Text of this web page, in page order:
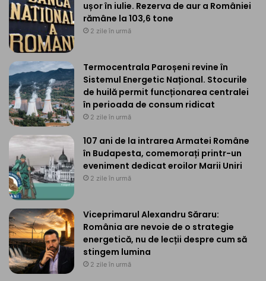
ușor în iulie. Rezerva de aur a României
rămâne la 103,6 tone
2 zile în urmă
Termocentrala Paroșeni revine în
Sistemul Energetic Național. Stocurile
de huilă permit funcționarea centralei
în perioada de consum ridicat
2 zile în urmă
107 ani de la intrarea Armatei Române
în Budapesta, comemorați printr-un
eveniment dedicat eroilor Marii Uniri
2 zile în urmă
Viceprimarul Alexandru Săraru:
România are nevoie de o strategie
energetică, nu de lecții despre cum să
stingem lumina
2 zile în urmă